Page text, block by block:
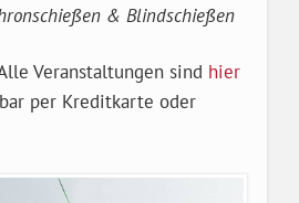
& Blindschießen
Veranstaltungen sind hier
per Kreditkarte oder